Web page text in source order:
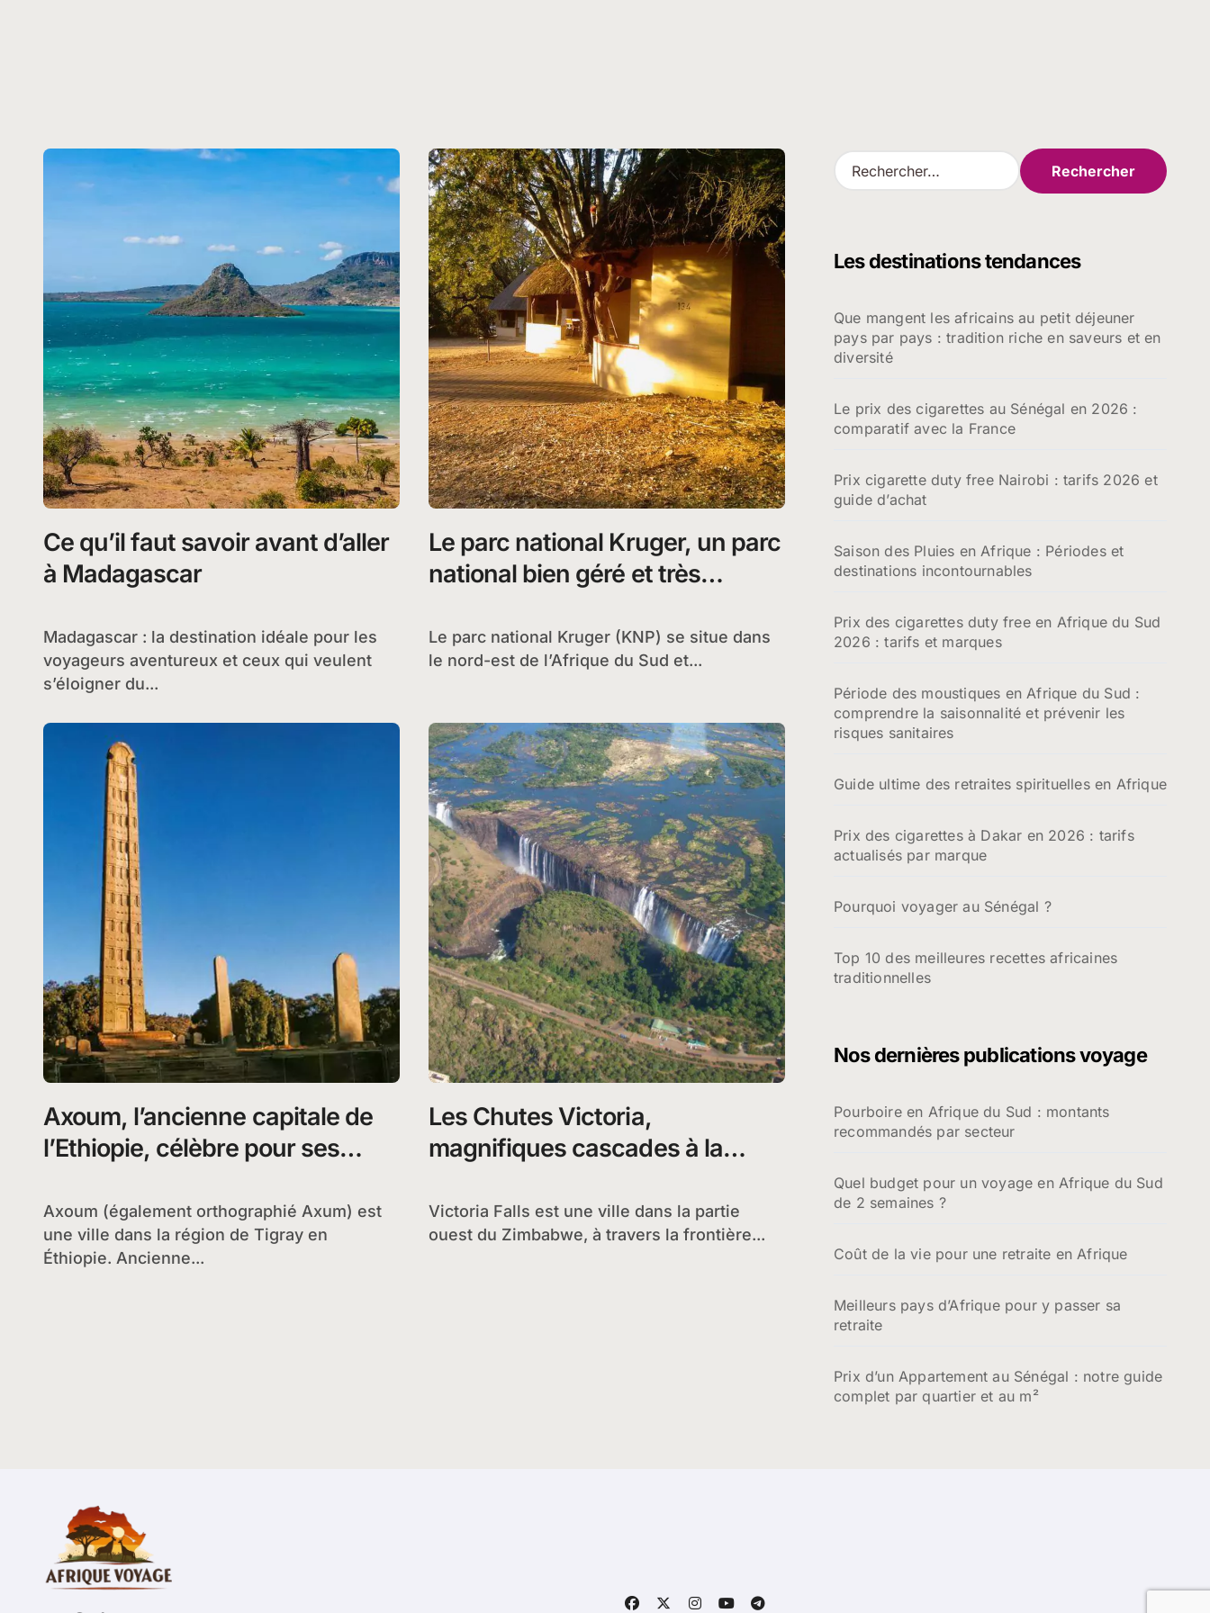
Ce qu’il faut savoir avant d’aller
à Madagascar
Madagascar : la destination idéale pour les
voyageurs aventureux et ceux qui veulent
s’éloigner du...
Le parc national Kruger, un parc
national bien géré et très
Le parc national Kruger (KNP) se situe dans
le nord-est de l’Afrique du Sud et...
Axoum, l’ancienne capitale de
l’Ethiopie, célèbre pour ses
palais
Axoum (également orthographié Axum) est
une ville dans la région de Tigray en
Éthiopie. Ancienne...
Les Chutes Victoria,
magnifiques cascades à la
Zambie
Victoria Falls est une ville dans la partie
ouest du Zimbabwe, à travers la frontière...
R
e
r
e
r
Les destinations tendances
Que mangent les africains au petit déjeuner
pays par pays : tradition riche en saveurs et en
diversité
Le prix des cigarettes au Sénégal en 2026 :
comparatif avec la France
Prix cigarette duty free Nairobi : tarifs 2026 et
guide d’achat
Saison des Pluies en Afrique : Périodes et
destinations incontournables
Prix des cigarettes duty free en Afrique du Sud
2026 : tarifs et marques
Période des moustiques en Afrique du Sud :
comprendre la saisonnalité et prévenir les
risques sanitaires
Guide ultime des retraites spirituelles en Afrique
Prix des cigarettes à Dakar en 2026 : tarifs
actualisés par marque
Pourquoi voyager au Sénégal ?
Top 10 des meilleures recettes africaines
traditionnelles
Nos dernières publications voyage
Pourboire en Afrique du Sud : montants
recommandés par secteur
Quel budget pour un voyage en Afrique du Sud
de 2 semaines ?
Coût de la vie pour une retraite en Afrique
Meilleurs pays d’Afrique pour y passer sa
retraite
Prix d’un Appartement au Sénégal : notre guide
complet par quartier et au m²